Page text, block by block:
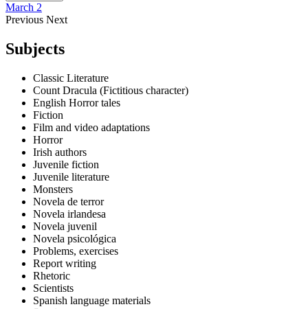
March 2
Previous Next
Subjects
Classic Literature
Count Dracula (Fictitious character)
English Horror tales
Fiction
Film and video adaptations
Horror
Irish authors
Juvenile fiction
Juvenile literature
Monsters
Novela de terror
Novela irlandesa
Novela juvenil
Novela psicológica
Problems, exercises
Report writing
Rhetoric
Scientists
Spanish language materials